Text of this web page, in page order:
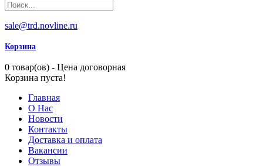
sale@trd.novline.ru
Корзина
0 товар(ов) - Цена договорная
Корзина пуста!
Главная
О Нас
Новости
Контакты
Доставка и оплата
Вакансии
Отзывы